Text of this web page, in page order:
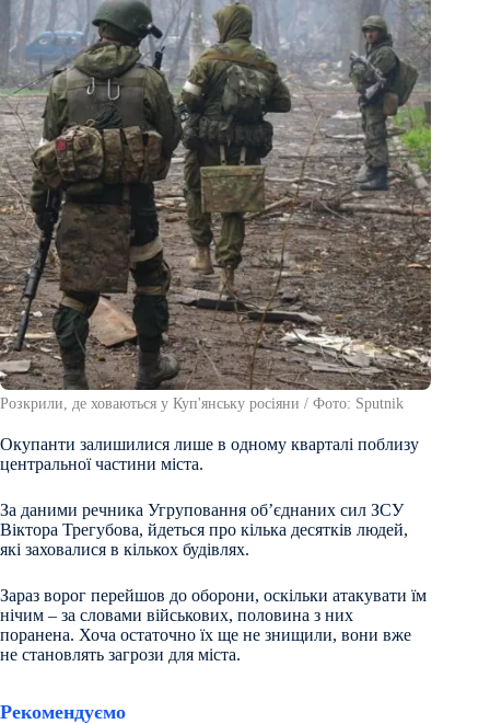
Розкрили, де ховаються у Куп'янську росіяни / Фото: Sputnik
Окупанти залишилися лише в одному кварталі поблизу
центральної частини міста.
За даними речника Угруповання об’єднаних сил ЗСУ
Віктора Трегубова, йдеться про кілька десятків людей,
які заховалися в кількох будівлях.
Зараз ворог перейшов до оборони, оскільки атакувати їм
нічим – за словами військових, половина з них
поранена. Хоча остаточно їх ще не знищили, вони вже
не становлять загрози для міста.
Рекомендуємо